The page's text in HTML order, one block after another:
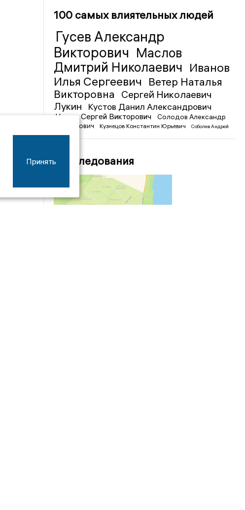
100 самых влиятельных людей
Гусев Александр
Викторович Маслов
Дмитрий Николаевич Иванов
Илья Сергеевич
Ветер Наталья
Викторовна
Сергей Николаевич
Лукин
Кустов Данил Александрович
Чижов Сергей Викторович
Солодов Александр
Михайлович
Кузнецов Константин Юрьевич
Соболев Андрей
Иванович
Расследования
Принять